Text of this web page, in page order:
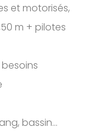
et motorisés,
m + pilotes
bassin…